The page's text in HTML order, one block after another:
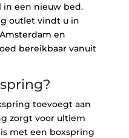
in een nieuw bed.
outlet vindt u in
en
bereikbaar vanuit
toevoegt aan
zorgt voor ultiem
met een boxspring